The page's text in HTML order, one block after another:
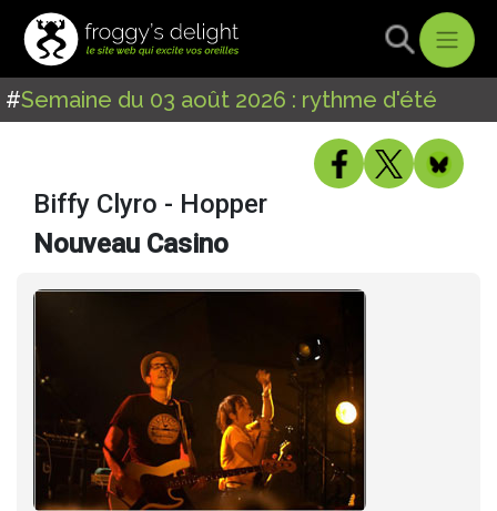
#Semaine du 03 août 2026 : rythme d'été
Biffy Clyro - Hopper
Nouveau Casino